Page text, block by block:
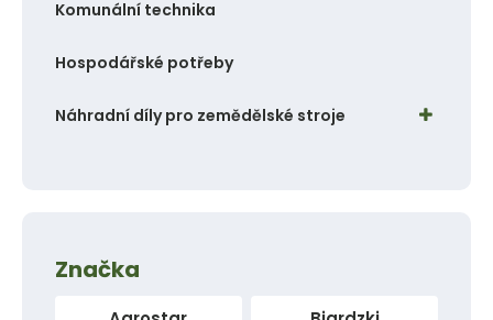
Komunální technika
Hospodářské potřeby
Náhradní díly pro zemědělské stroje
Značka